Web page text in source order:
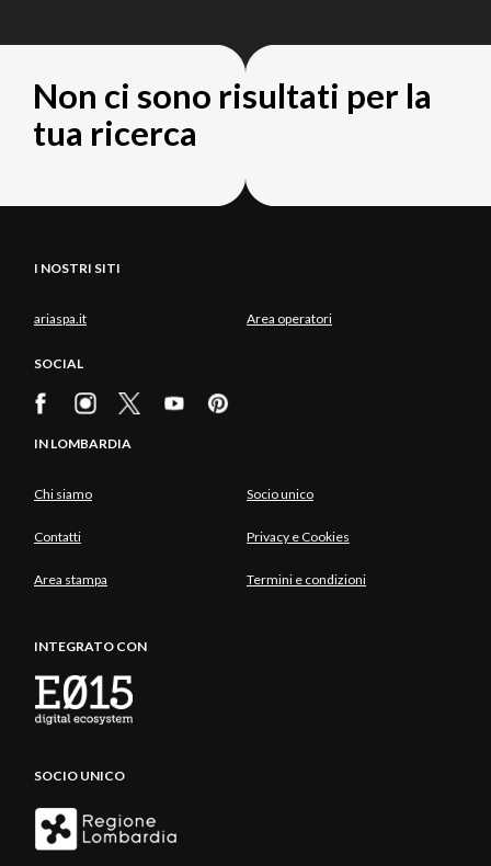
Non ci sono risultati per la
tua ricerca
I NOSTRI SITI
ariaspa.it Area operatori
SOCIAL
IN LOMBARDIA
Chi siamo Socio unico
Contatti Privacy e Cookies
Area stampa Termini e condizioni
INTEGRATO CON
SOCIO UNICO